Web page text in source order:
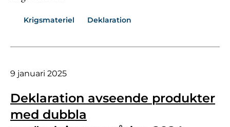
Krigsmateriel Deklaration
9 januari 2025
Deklaration avseende produkter
med dubbla